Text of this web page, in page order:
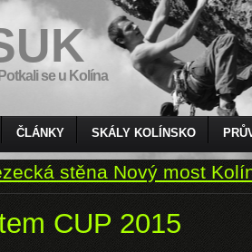
se u Kolína
ČLÁNKY SKÁLY KOLÍNSKO
stěna Nový most
CUP 2015